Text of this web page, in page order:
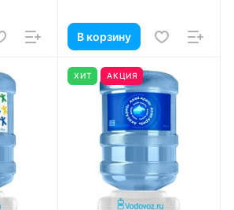
В корзину
ХИТ АКЦИЯ